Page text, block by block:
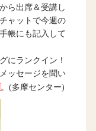
ら出席＆受講し
ャットで今週の
帳にも記入して
にランクイン！
ッセージを聞い
。(多摩センター)